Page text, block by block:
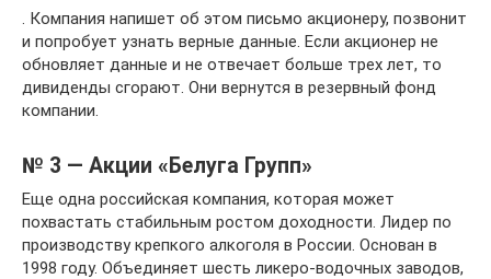
. Компания напишет об этом письмо акционеру, позвонит
и попробует узнать верные данные. Если акционер не
обновляет данные и не отвечает больше трех лет, то
дивиденды сгорают. Они вернутся в резервный фонд
компании.
№ 3 — Акции «Белуга Групп»
Еще одна российская компания, которая может
похвастать стабильным ростом доходности. Лидер по
производству крепкого алкоголя в России. Основан в
1998 году. Объединяет шесть ликеро-водочных заводов,